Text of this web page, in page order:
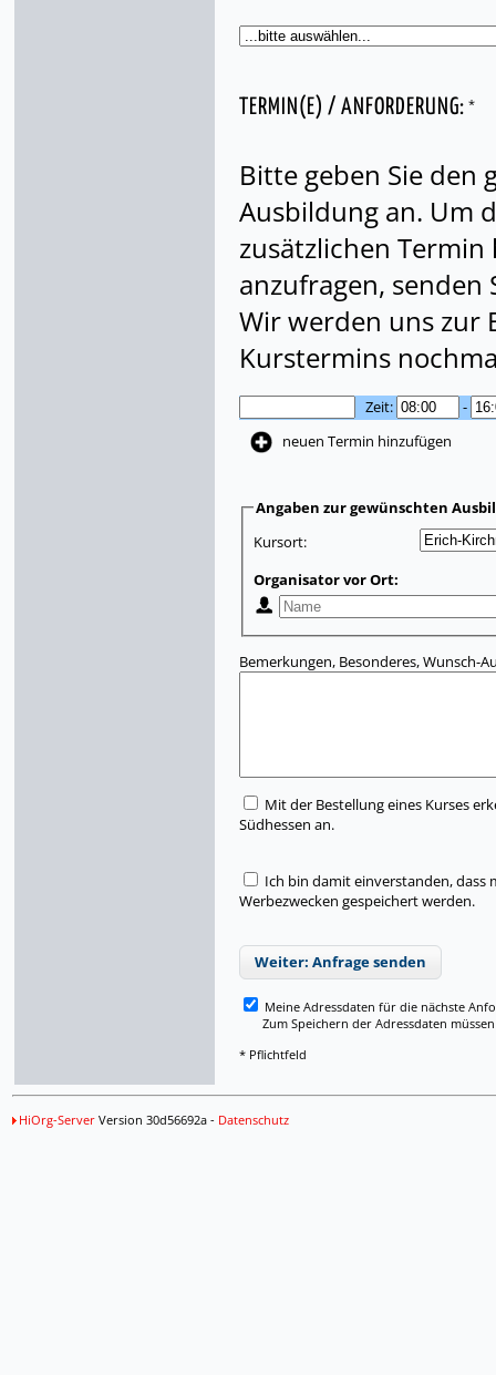
TERMIN(E) / ANFORDERUNG: *
Bitte geben Sie den
Ausbildung an. Um
zusätzlichen
anzufragen, senden
Wir werden uns zur
Kurstermins
Zeit:
-
neuen Termin hinzufügen
Angaben zur gewünschten
Kursort:
Organisator vor Ort:
Bemerkungen, Besonderes, Wunsch-
Mit der Bestellung eines Kurses
Südhessen an.
Ich bin damit einverstanden, dass
Werbezwecken gespeichert werden.
Weiter: Anfrage senden
Meine Adressdaten für die nächste
Zum Speichern der Adressdaten müssen
* Pflichtfeld
HiOrg-ServerVersion 30d56692a - Datenschutz